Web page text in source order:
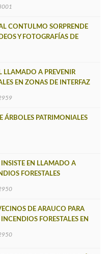
CONTULMO SORPRENDE
Y FOTOGRAFÍAS DE
LLAMADO A PREVENIR
EN ZONAS DE INTERFAZ
ÁRBOLES PATRIMONIALES
EN LLAMADO A
FORESTALES
DE ARAUCO PARA
FORESTALES EN